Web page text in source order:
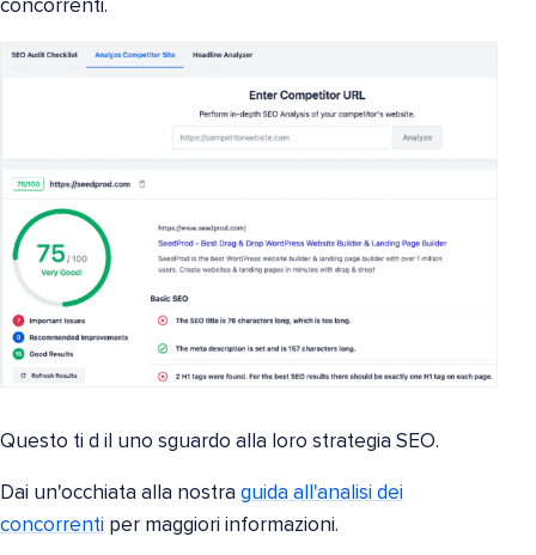
concorrenti.
Questo ti d il uno sguardo alla loro strategia SEO.
Dai un'occhiata alla nostra guida all'analisi dei
concorrenti per maggiori informazioni.